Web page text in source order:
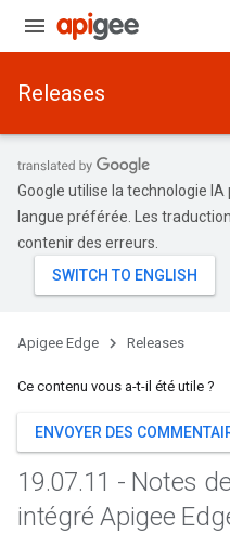
Releases
Google utilise la technologie
langue préférée. Les
contenir des erreurs.
Apigee Edge Releases
Ce contenu vous a-t-il été utile ?
ENVOYER DES
19.07.11 - Notes
intégré Apigee